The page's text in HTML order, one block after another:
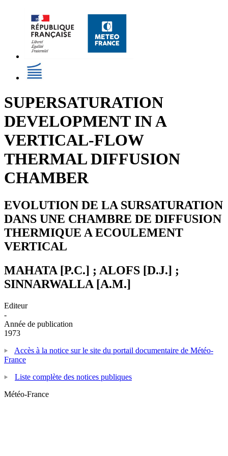
SUPERSATURATION
DEVELOPMENT IN A
VERTICAL-FLOW
THERMAL DIFFUSION
CHAMBER
EVOLUTION DE LA SURSATURATION
DANS UNE CHAMBRE DE DIFFUSION
THERMIQUE A ECOULEMENT
VERTICAL
MAHATA [P.C.] ; ALOFS [D.J.] ;
SINNARWALLA [A.M.]
Editeur
-
Année de publication
1973
Accès à la notice sur le site du portail documentaire de Météo-
France
Liste complète des notices publiques
Météo-France